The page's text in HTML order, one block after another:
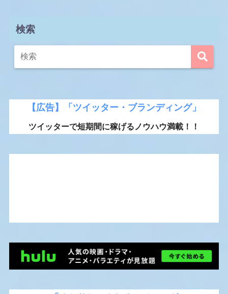
検索
【広告】「ツイッター・ブランディング」
ツイッターで短期間に稼げるノウハウ満載！！